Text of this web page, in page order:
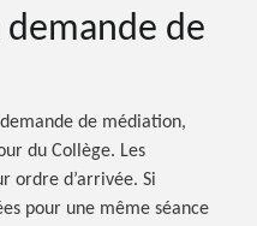
de
de médiation,
du Collège. Les
ordre d’arrivée. Si
pour une même séance